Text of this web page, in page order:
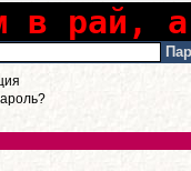
в рай,